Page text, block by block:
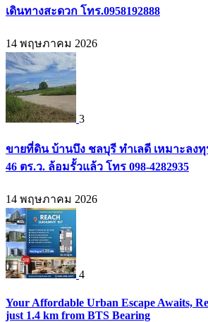
เดินทางสะดวก โทร.0958192888
14 พฤษภาคม 2026
3
ขายที่ดิน บ้านบึง ชลบุรี ทำเลดี เหมาะลงทุ
46 ตร.ว. ล้อมรั้วแล้ว โทร 098-4282935
14 พฤษภาคม 2026
4
Your Affordable Urban Escape Awaits,
just 1.4 km from BTS Bearing